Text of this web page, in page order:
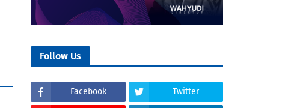
Follow Us
Facebook Twitter